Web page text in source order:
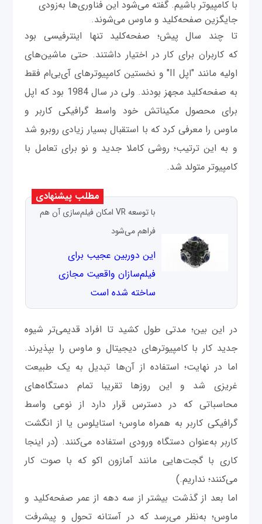
با کامپیوتر باشیم. گفته می‌شود این فناوری‌ها به‌زودی
جایگزین صفحه‌کلید و ماوس می‌شوند.
تا چند سال پیش؛ صفحه‌کلید تنها اینترفیسی بود
که کاربران برای کار در اختیار داشتند. حتی ماشین‌های
اولیه مانند "اپل II" و نخستین کامپیوترهای آی‌بی‌ام فقط
به صفحه‌کلید مجهز بودند. ولی در سال 1984 بود که اپل
برای محصول مکیناتش خود واسط گرافیکی کاربر و
ماوس را معرفی کرد که با استقبال بسیار زیادی روبرو شد
و به این ترتیب؛ روشی کاملا جدید و نو برای تعامل با
کامپیوتر متولد شد.
مطلب پیشنهادی
با توسعه VR امکان فیلم‌سازی آن هم
فراهم می‌شود
این دوربین عجیب برای
فیلم‌سازان واقعیت مجازی
ساخته شده است
در این بین؛ مدتی طول کشید تا افراد قدیمی‌تر شیوه
جدید کار با کامپیوترهای دیجیتال و ماوس را بپذیرند.
اما در نهایت؛ استفاده از آن‌ها تبدیل به یک طبیعت
غریزی شد و این روزها تقریبا تمام دستگاه‌های
محاسباتی که در دسترس قرار دارد از نوعی واسط
گرافیکی کاربر به همراه ماوس؛ استایلوس یا از انگشت
کاربر به‌عنوان دستگاه ورودی استفاده می‌کنند. (در اینجا
کاری با گجت‌هایی مانند آمازون اکو که با صوت کار
می‌کنند؛ نداریم.)
اما بعد از گذشت بیشتر از سه دهه از عمر صفحه‌کلید و
ماوس؛ به‌نظر می‌رسد که در آستانه تحول و پیشرفت